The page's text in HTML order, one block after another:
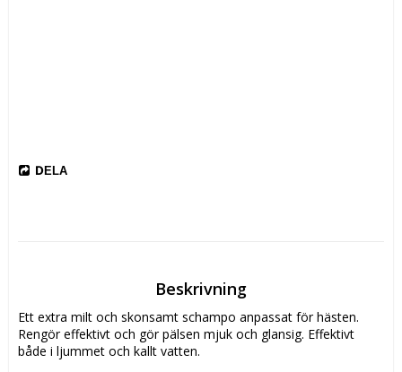
DELA
Beskrivning
Ett extra milt och skonsamt schampo anpassat för hästen.
Rengör effektivt och gör pälsen mjuk och glansig. Effektivt
både i ljummet och kallt vatten.